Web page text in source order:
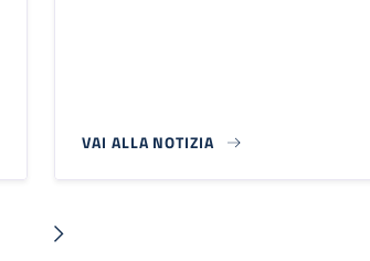
VAI ALLA NOTIZIA
Pagina successiva